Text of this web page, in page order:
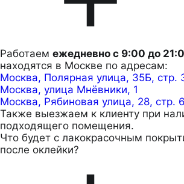
Работаем ежедневно с 9:00 до
находятся в Москве по адресам:
Москва, Полярная улица, 35Б, стр.
Москва, улица Мнёвники, 1
Москва, Рябиновая улица, 28, стр. 6
Также выезжаем к клиенту при
подходящего помещения.
Что будет с лакокрасочным
после оклейки?